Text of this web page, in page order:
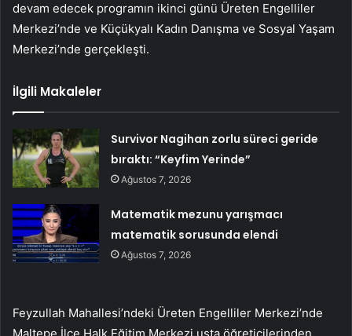
devam edecek programın ikinci günü Üreten Engelliler
Merkezi’nde ve Küçükyalı Kadın Danışma ve Sosyal Yaşam
Merkezi’nde gerçekleşti.
İlgili Makaleler
Survivor Nagihan zorlu süreci geride
bıraktı: “Keyfim Yerinde”
Ağustos 7, 2026
Matematik mezunu yarışmacı
matematik sorusunda elendi
Ağustos 7, 2026
Feyzullah Mahallesi’ndeki Üreten Engelliler Merkezi’nde